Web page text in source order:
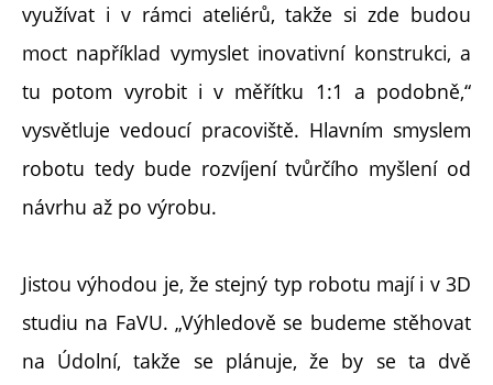
využívat i v rámci ateliérů, takže si zde budou
moct například vymyslet inovativní konstrukci, a
tu potom vyrobit i v měřítku 1:1 a podobně,“
vysvětluje vedoucí pracoviště. Hlavním smyslem
robotu tedy bude rozvíjení tvůrčího myšlení od
návrhu až po výrobu.
Jistou výhodou je, že stejný typ robotu mají i v 3D
studiu na FaVU. „Výhledově se budeme stěhovat
na Údolní, takže se plánuje, že by se ta dvě